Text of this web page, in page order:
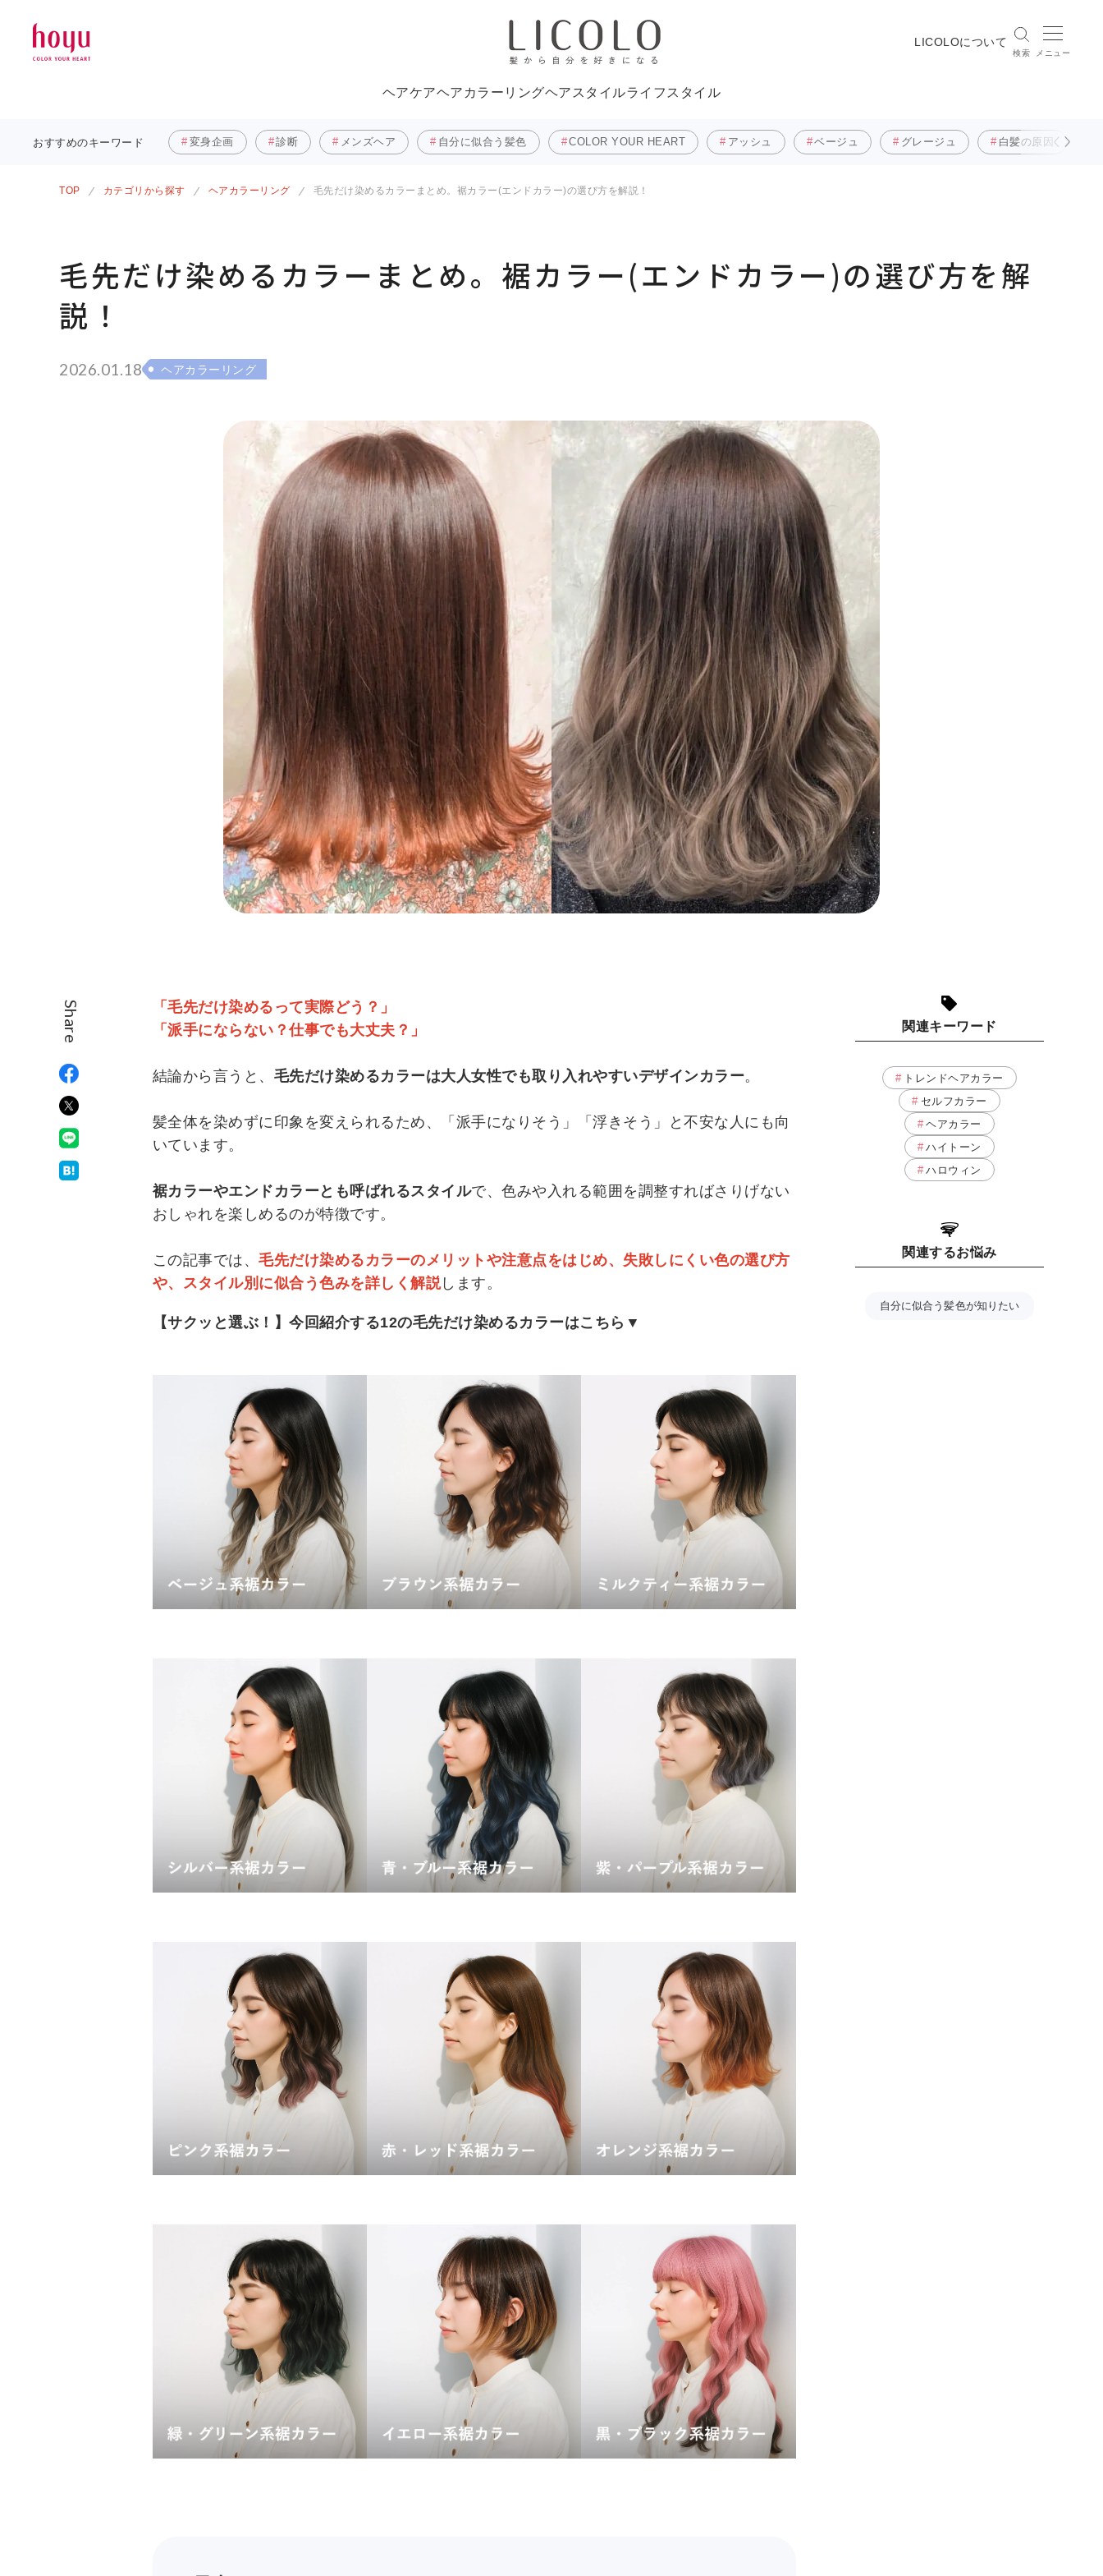
LICOLOについて
検索 メニュー
ヘアケアヘアカラーリングヘアスタイルライフスタイル
おすすめのキーワード 変身企画 診断 メンズヘア 自分に似合う髪色 COLOR YOUR HEART アッシュ ベージュ グレージュ 白髪の原因
TOP カテゴリから探す ヘアカラーリング 毛先だけ染めるカラーまとめ。裾カラー(エンドカラー)の選び方を解説！
毛先だけ染めるカラーまとめ。裾カラー(エンドカラー)の選び方を解
説！
2026.01.18 ヘアカラーリング
Share
「毛先だけ染めるって実際どう？」
「派手にならない？仕事でも大丈夫？」
結論から言うと、 毛先だけ染めるカラーは大人女性でも取り入れやすいデザインカラー。
髪全体を染めずに印象を変えられるため、「派手になりそう」「浮きそう」と不安な人にも向
いています。
裾カラーやエンドカラーとも呼ばれるスタイルで、色みや入れる範囲を調整すればさりげない
おしゃれを楽しめるのが特徴です。
この記事では、 毛先だけ染めるカラーのメリットや注意点をはじめ、失敗しにくい色の選び方
や、スタイル別に似合う色みを詳しく解説します。
【サクッと選ぶ！】今回紹介する12の毛先だけ染めるカラーはこちら▼
関連キーワード
トレンドヘアカラー
セルフカラー
ヘアカラー
ハイトーン
ハロウィン
関連するお悩み
自分に似合う髪色が知りたい